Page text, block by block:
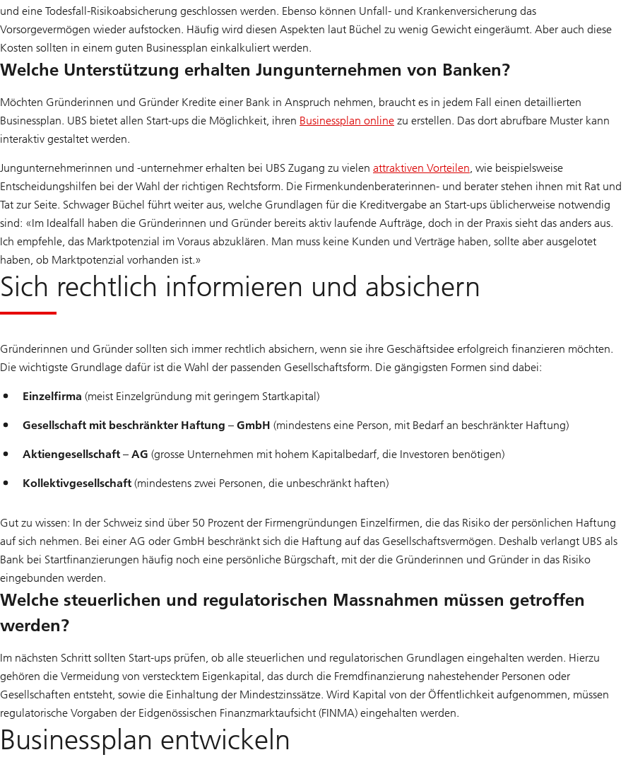
und eine Todesfall-Risikoabsicherung geschlossen werden. Ebenso können Unfall- und Krankenversicherung das
Vorsorgevermögen wieder aufstocken. Häufig wird diesen Aspekten laut Büchel zu wenig Gewicht eingeräumt. Aber auch diese
Kosten sollten in einem guten Businessplan einkalkuliert werden.
Welche Unterstützung erhalten Jungunternehmen von Banken?
Möchten Gründerinnen und Gründer Kredite einer Bank in Anspruch nehmen, braucht es in jedem Fall einen detaillierten
Businessplan. UBS bietet allen Start-ups die Möglichkeit, ihren Businessplan online zu erstellen. Das dort abrufbare Muster kann
interaktiv gestaltet werden.
Jungunternehmerinnen und -unternehmer erhalten bei UBS Zugang zu vielen attraktiven Vorteilen, wie beispielsweise
Entscheidungshilfen bei der Wahl der richtigen Rechtsform. Die Firmenkundenberaterinnen- und berater stehen ihnen mit Rat und
Tat zur Seite. Schwager Büchel führt weiter aus, welche Grundlagen für die Kreditvergabe an Start-ups üblicherweise notwendig
sind: «Im Idealfall haben die Gründerinnen und Gründer bereits aktiv laufende Aufträge, doch in der Praxis sieht das anders aus.
Ich empfehle, das Marktpotenzial im Voraus abzuklären. Man muss keine Kunden und Verträge haben, sollte aber ausgelotet
haben, ob Marktpotenzial vorhanden ist.»
Sich rechtlich informieren und absichern
Gründerinnen und Gründer sollten sich immer rechtlich absichern, wenn sie ihre Geschäftsidee erfolgreich finanzieren möchten.
Die wichtigste Grundlage dafür ist die Wahl der passenden Gesellschaftsform. Die gängigsten Formen sind dabei:
Einzelfirma (meist Einzelgründung mit geringem Startkapital)
Gesellschaft mit beschränkter Haftung – GmbH (mindestens eine Person, mit Bedarf an beschränkter Haftung)
Aktiengesellschaft – AG (grosse Unternehmen mit hohem Kapitalbedarf, die Investoren benötigen)
Kollektivgesellschaft (mindestens zwei Personen, die unbeschränkt haften)
Gut zu wissen: In der Schweiz sind über 50 Prozent der Firmengründungen Einzelfirmen, die das Risiko der persönlichen Haftung
auf sich nehmen. Bei einer AG oder GmbH beschränkt sich die Haftung auf das Gesellschaftsvermögen. Deshalb verlangt UBS als
Bank bei Startfinanzierungen häufig noch eine persönliche Bürgschaft, mit der die Gründerinnen und Gründer in das Risiko
eingebunden werden.
Welche steuerlichen und regulatorischen Massnahmen müssen getroffen
werden?
Im nächsten Schritt sollten Start-ups prüfen, ob alle steuerlichen und regulatorischen Grundlagen eingehalten werden. Hierzu
gehören die Vermeidung von verstecktem Eigenkapital, das durch die Fremdfinanzierung nahestehender Personen oder
Gesellschaften entsteht, sowie die Einhaltung der Mindestzinssätze. Wird Kapital von der Öffentlichkeit aufgenommen, müssen
regulatorische Vorgaben der Eidgenössischen Finanzmarktaufsicht (FINMA) eingehalten werden.
Businessplan entwickeln